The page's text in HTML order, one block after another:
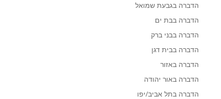
הדברה בגבעת שמואל
הדברה בבת ים
הדברה בבני ברק
הדברה בבית דגן
הדברה באזור
הדברה באור יהודה
הדברה בתל אביב/יפו